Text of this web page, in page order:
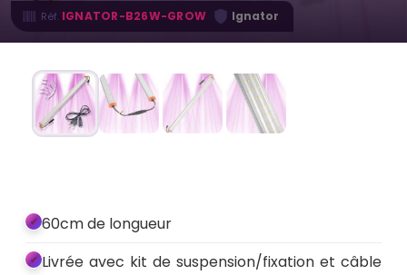
Réf. IGNATOR-B26W-GROW Ignator
60cm de longueur
Livrée avec kit de suspension/fixation et câble